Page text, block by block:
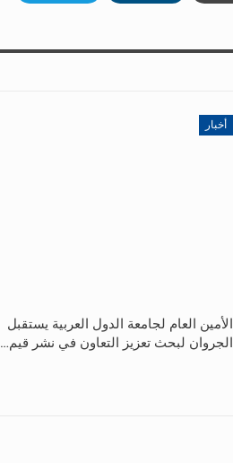
أخبار
الأمين العام لجامعة الدول العربية يستقبل
الجروان لبحث تعزيز التعاون في نشر قيم…